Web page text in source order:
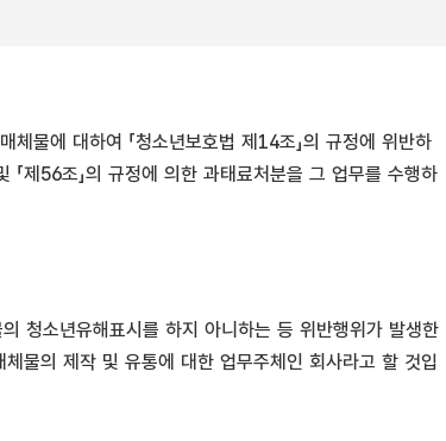
물에 대하여 「청소년보호법 제14조」의 규정에 위반하
제56조」의 규정에 의한 과태료처분을 그 업무를 수행하
청소년유해표시를 하지 아니하는 등 위반행위가 발생한
체물의 제작 및 유통에 대한 업무주체인 회사라고 할 것입